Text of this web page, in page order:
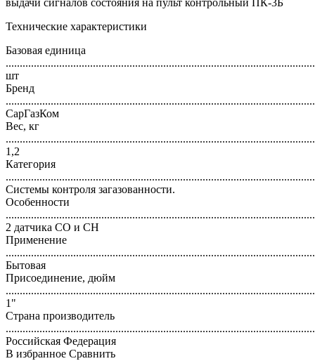
выдачи сигналов состояния на пульт контрольный ПК-3Б
Технические характеристики
Базовая единица
шт
Бренд
СарГазКом
Вес, кг
1,2
Категория
Системы контроля загазованности.
Особенности
2 датчика СО и СН
Применение
Бытовая
Присоединение, дюйм
1"
Страна производитель
Российская Федерация
В избранное Сравнить